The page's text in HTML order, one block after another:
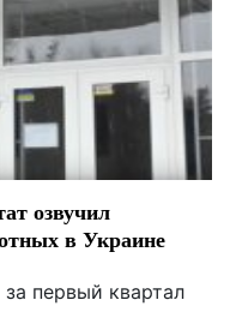
озвучил
в Украине
первый квартал